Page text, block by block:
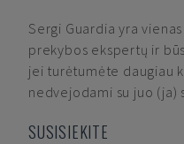
Sergi Guardia yra
prekybos ekspertų ir
jei turėtumėte daugiau
nedvejodami su juo (ja)
SUSISIEKITE